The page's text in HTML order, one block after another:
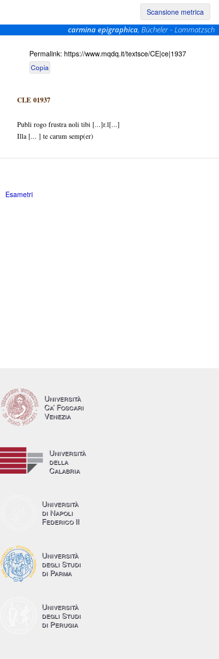
Scansione metrica
carmina epigraphica, Bücheler - Lommatzsch
Permalink: https://www.mqdq.it/textsce/CE|ce|1937
Copia
CLE 01937
Publi rogo frustra noli tibi [...]r.l[...]
Illa [... ] te carum semp(er)
Esametri
Università
Ca’ Foscari
Venezia
Università
della
Calabria
Università
di Napoli
Federico II
Università
degli Studi
di Parma
Università
degli Studi
di Perugia